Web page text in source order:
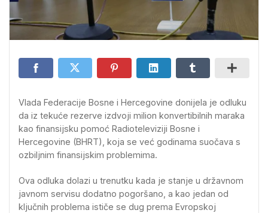
Vlada Federacije Bosne i Hercegovine donijela je odluku
da iz tekuće rezerve izdvoji milion konvertibilnih maraka
kao finansijsku pomoć Radioteleviziji Bosne i
Hercegovine (BHRT), koja se već godinama suočava s
ozbiljnim finansijskim problemima.
Ova odluka dolazi u trenutku kada je stanje u državnom
javnom servisu dodatno pogoršano, a kao jedan od
ključnih problema ističe se dug prema Evropskoj